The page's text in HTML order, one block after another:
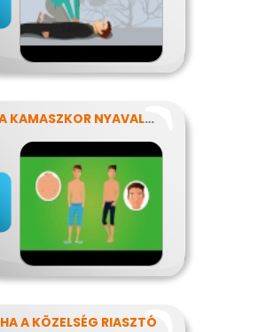
A KAMASZKOR NYAVALYÁI
HA A KÖZELSÉG RIASZTÓ